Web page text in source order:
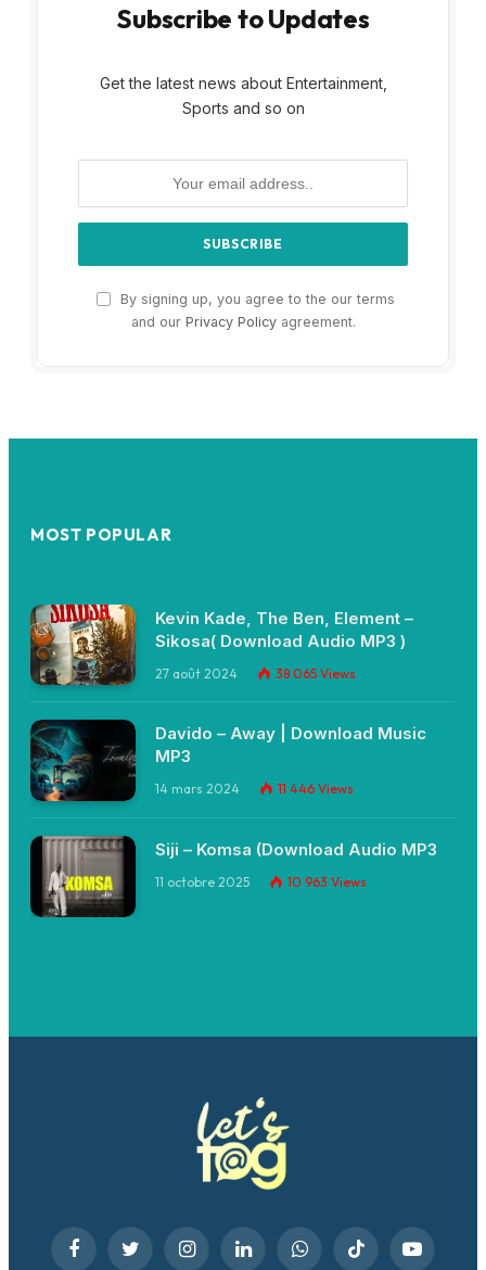
Subscribe to Updates
Get the latest news about Entertainment,
Sports and so on
By signing up, you agree to the our terms
and our Privacy Policyagreement.
MOST POPULAR
Kevin Kade, The Ben, Element –
Sikosa( Download Audio MP3 )
27 août 2024 38 065 Views
Davido – Away | Download Music
MP3
14 mars 2024 11 446 Views
Siji – Komsa (Download Audio MP3
11 octobre 2025 10 963 Views
FacebookTwitter InstagramLinkedInWhatsAppTikTok YouTube